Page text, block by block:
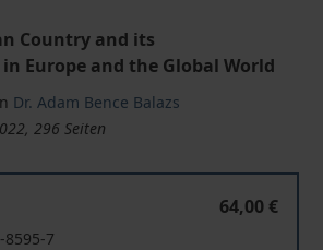
Country and its
Europe and the Global World
Dr. Adam Bence Balazs
296 Seiten
64,00 €
8595-7